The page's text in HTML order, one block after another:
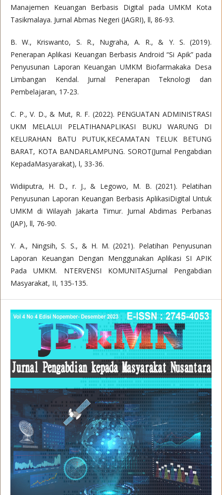
Manajemen Keuangan Berbasis Digital pada UMKM Kota
Tasikmalaya. Jurnal Abmas Negeri (JAGRI), ll, 86-93.
B. W., Kriswanto, S. R., Nugraha, A. R., & Y. S. (2019).
Penerapan Aplikasi Keuangan Berbasis Android “Si Apik” pada
Penyusunan Laporan Keuangan UMKM Biofarmakaka Desa
Limbangan Kendal. Jurnal Penerapan Teknologi dan
Pembelajaran, 17-23.
C. P., V. D., & Mut, R. F. (2022). PENGUATAN ADMINISTRASI
UKM MELALUI PELATIHANAPLIKASI BUKU WARUNG DI
KELURAHAN BATU PUTUK,KECAMATAN TELUK BETUNG
BARAT, KOTA BANDARLAMPUNG. SOROT(Jurnal Pengabdian
KepadaMasyarakat), l, 33-36.
Widiiputra, H. D., r. J., & Legowo, M. B. (2021). Pelatihan
Penyusunan Laporan Keuangan Berbasis AplikasiDigital Untuk
UMKM di Wilayah Jakarta Timur. Jurnal Abdimas Perbanas
(JAP), ll, 76-90.
Y. A., Ningsih, S. S., & H. M. (2021). Pelatihan Penyusunan
Laporan Keuangan Dengan Menggunakan Aplikasi SI APIK
Pada UMKM. NTERVENSI KOMUNITASJurnal Pengabdian
Masyarakat, II, 135-135.